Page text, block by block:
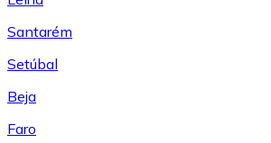
Santarém
Setúbal
Beja
Faro